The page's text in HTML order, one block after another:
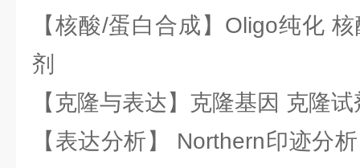
【核酸/蛋白合成】Oligo纯化
剂
【克隆与表达】克隆基因 克隆
【表达分析】 Northern印迹分